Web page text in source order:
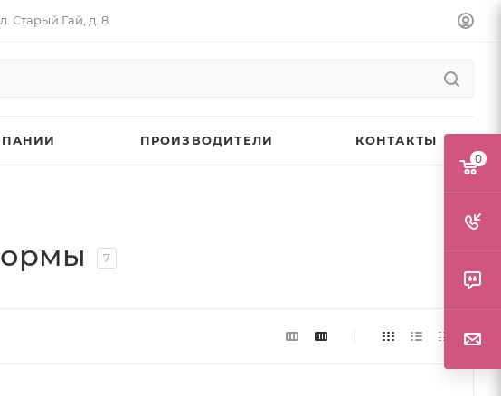
Старый Гай, д. 8
ПРОИЗВОДИТЕЛИ КОНТАКТЫ
7
0